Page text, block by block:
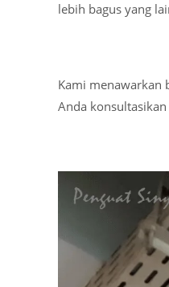
lebih bagus yang
Kami menawarkan
Anda